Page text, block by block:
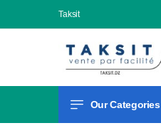
Taksit
Our Categories